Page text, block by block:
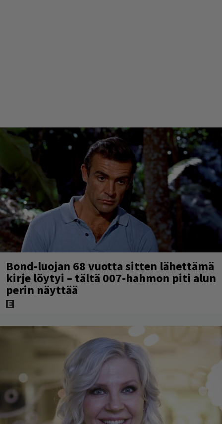
Bond-luojan 68 vuotta sitten lähettämä
kirje löytyi – tältä 007-hahmon piti alun
perin näyttää